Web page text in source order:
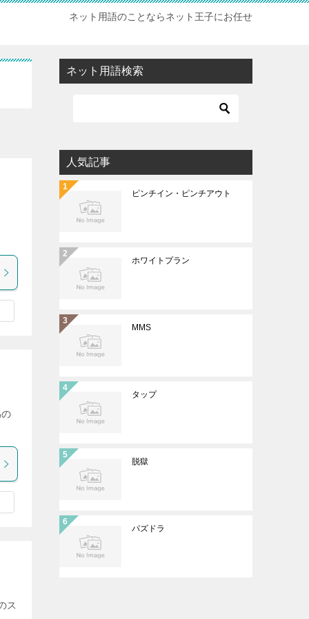
ネット用語のことならネット王子にお任せ
ス
ネット用語検索
人気記事
ピンチイン・ピンチアウト
ホワイトプラン
MMS
タップ
脱獄
パズドラ